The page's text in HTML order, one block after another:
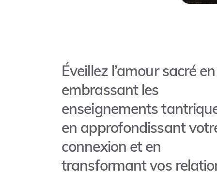
Éveillez l’amour sacré en
embrassant les
enseignements
en approfondissant
connexion et en
transformant vos